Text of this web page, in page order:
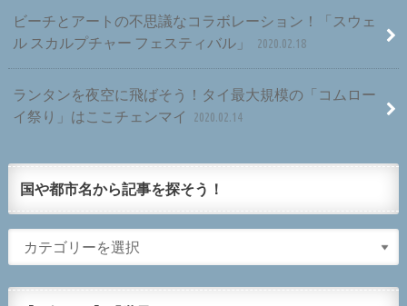
ビーチとアートの不思議なコラボレーション！「スウェ
ル スカルプチャー フェスティバル」
2020.02.18
ランタンを夜空に飛ばそう！タイ最大規模の「コムロー
イ祭り」はここチェンマイ
2020.02.14
国や都市名から記事を探そう！